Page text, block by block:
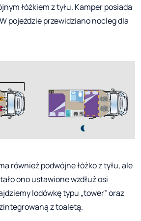
łóżkiem z tyłu. Kamper posiada
pojeździe przewidziano nocleg dla
również podwójne łóżko z tyłu, ale
ono ustawione wzdłuż osi
lodówkę typu „tower” oraz
z toaletą.